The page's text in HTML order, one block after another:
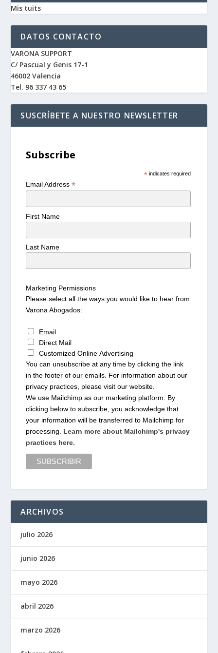
Mis tuits
DATOS CONTACTO
VARONA SUPPORT
C/ Pascual y Genis 17-1
46002 Valencia
Tel. 96 337 43 65
SUSCRÍBETE A NUESTRO NEWSLETTER
Subscribe
*indicates required
Email Address*
First Name
Last Name
Marketing Permissions
Please select all the ways you would like to hear from
Varona Abogados:
Email
Direct Mail
Customized Online Advertising
You can unsubscribe at any time by clicking the link
in the footer of our emails. For information about our
privacy practices, please visit our website.
We use Mailchimp as our marketing platform. By
clicking below to subscribe, you acknowledge that
your information will be transferred to Mailchimp for
processing. Learn more about Mailchimp's privacy
practices here.
ARCHIVOS
julio 2026
junio 2026
mayo 2026
abril 2026
marzo 2026